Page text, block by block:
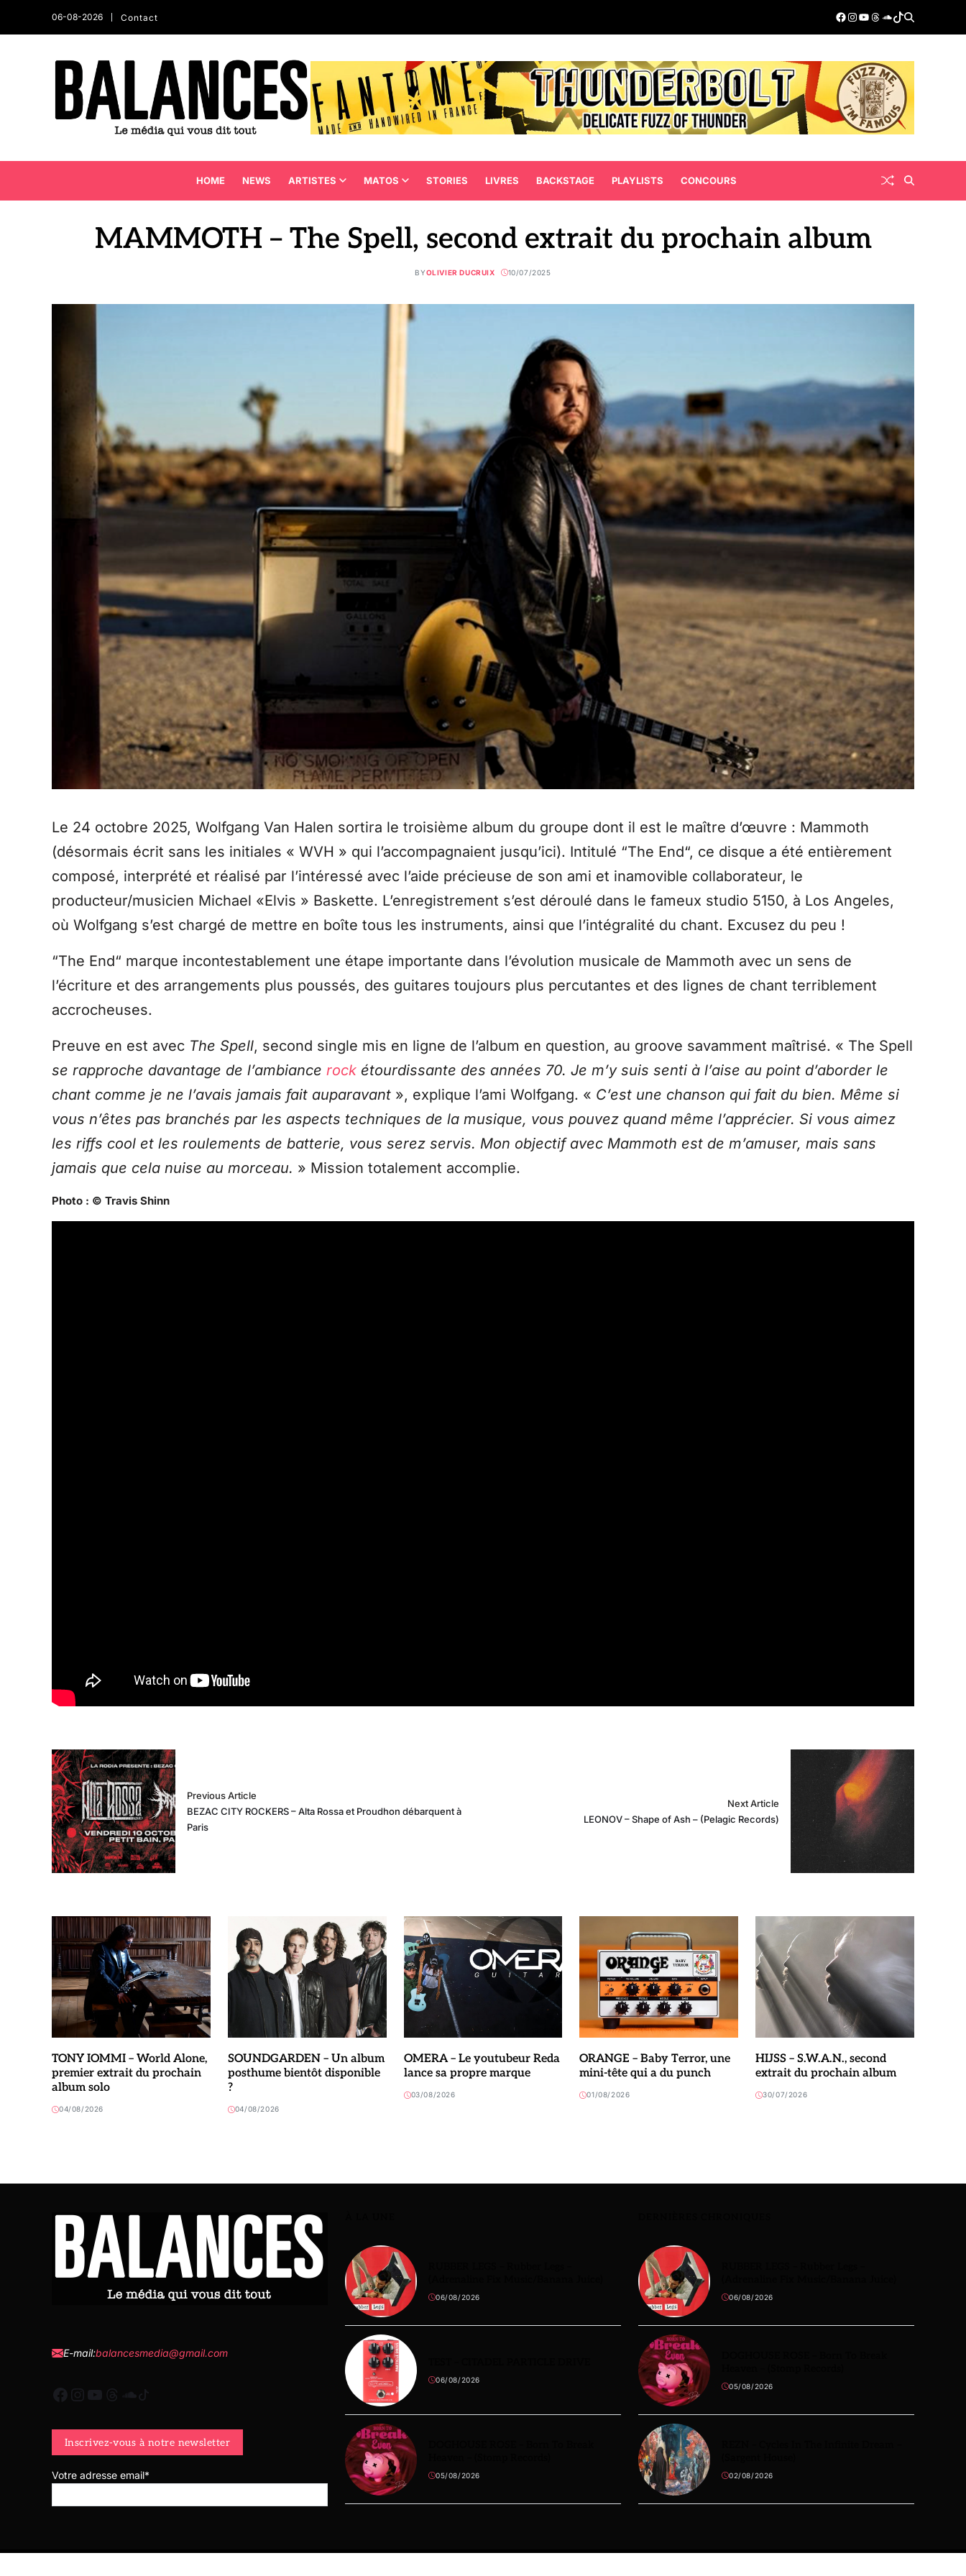
06-08-2026 Contact
HOME NEWS ARTISTES MATOS STORIES LIVRES BACKSTAGE PLAYLISTS CONCOURS
MAMMOTH – The Spell, second extrait du prochain album
BYOLIVIER DUCRUIX 10/07/2025
Le 24 octobre 2025, Wolfgang Van Halen sortira le troisième album du groupe dont il est le maître d’œuvre : Mammoth
(désormais écrit sans les initiales « WVH » qui l’accompagnaient jusqu’ici). Intitulé “The End“, ce disque a été entièrement
composé, interprété et réalisé par l’intéressé avec l’aide précieuse de son ami et inamovible collaborateur, le
producteur/musicien Michael «Elvis » Baskette. L’enregistrement s’est déroulé dans le fameux studio 5150, à Los Angeles,
où Wolfgang s’est chargé de mettre en boîte tous les instruments, ainsi que l’intégralité du chant. Excusez du peu !
“The End“ marque incontestablement une étape importante dans l’évolution musicale de Mammoth avec un sens de
l’écriture et des arrangements plus poussés, des guitares toujours plus percutantes et des lignes de chant terriblement
accrocheuses.
Preuve en est avec The Spell, second single mis en ligne de l’album en question, au groove savamment maîtrisé. « The Spell
se rapproche davantage de l’ambiance rock étourdissante des années 70. Je m’y suis senti à l’aise au point d’aborder le
chant comme je ne l’avais jamais fait auparavant », explique l’ami Wolfgang. « C’est une chanson qui fait du bien. Même si
vous n’êtes pas branchés par les aspects techniques de la musique, vous pouvez quand même l’apprécier. Si vous aimez
les riffs cool et les roulements de batterie, vous serez servis. Mon objectif avec Mammoth est de m’amuser, mais sans
jamais que cela nuise au morceau. » Mission totalement accomplie.
Photo : © Travis Shinn
Previous Article
BEZAC CITY ROCKERS – Alta Rossa et Proudhon débarquent à
Paris
Next Article
LEONOV – Shape of Ash – (Pelagic Records)
TONY IOMMI – World Alone,
premier extrait du prochain
album solo
04/08/2026
SOUNDGARDEN – Un album
posthume bientôt disponible
?
04/08/2026
OMERA – Le youtubeur Reda
lance sa propre marque
03/08/2026
ORANGE – Baby Terror, une
mini-tête qui a du punch
01/08/2026
HIJSS – S.W.A.N., second
extrait du prochain album
30/07/2026
E-mail:balancesmedia@gmail.com
Votre adresse email*
06/08/2026
06/08/2026
05/08/2026
06/08/2026
05/08/2026
02/08/2026